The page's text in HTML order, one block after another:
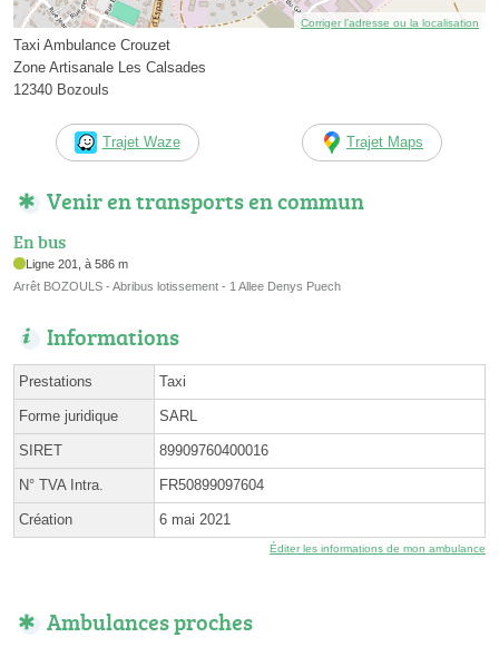
Corriger l’adresse ou la localisation
Taxi Ambulance Crouzet
Zone Artisanale Les Calsades
12340 Bozouls
Trajet Waze Trajet Maps
Venir en transports en commun
En bus
Ligne 201, à 586 m
Arrêt BOZOULS - Abribus lotissement - 1 Allee Denys Puech
Informations
Prestations Taxi
Forme juridique SARL
SIRET 89909760400016
N° TVA Intra. FR50899097604
Création 6 mai 2021
Éditer les informations de mon ambulance
Ambulances proches